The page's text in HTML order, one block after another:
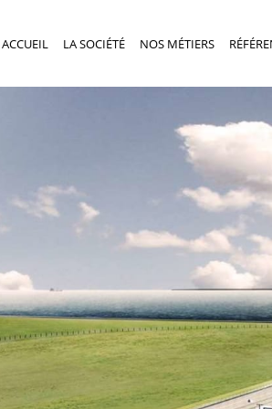
ACCUEIL LA SOCIÉTÉ NOS MÉTIERS